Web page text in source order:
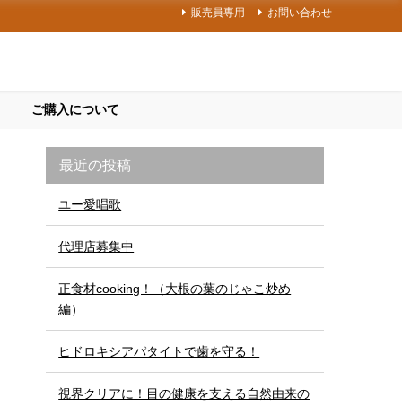
販売員専用 お問い合わせ
ご購入について
最近の投稿
ユー愛唱歌
代理店募集中
正食材cooking！（大根の葉のじゃこ炒め
編）
ヒドロキシアパタイトで歯を守る！
視界クリアに！目の健康を支える自然由来の